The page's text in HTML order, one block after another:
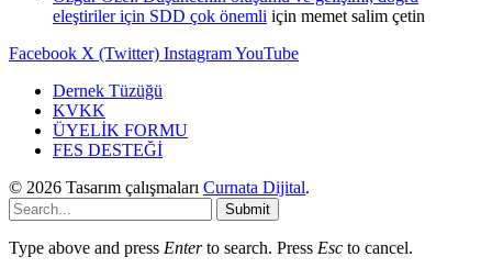
eleştiriler için SDD çok önemli için memet salim çetin
Facebook X (Twitter) InstagramYouTube
Dernek Tüzüğü
KVKK
ÜYELİK FORMU
FES DESTEĞİ
© 2026 Tasarım çalışmaları Curnata Dijital.
Submit
Type above and press Enterto search. Press Esc to cancel.